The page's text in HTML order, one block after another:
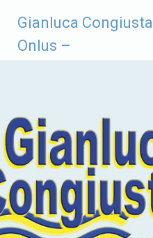
contenuto
Gianluca Congiusta
Onlus –